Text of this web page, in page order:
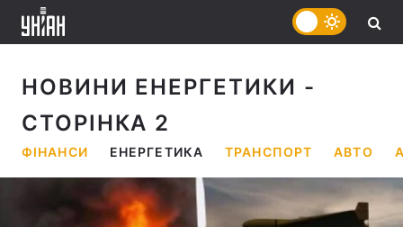
НОВИНИ ЕНЕРГЕТИКИ -
СТОРІНКА 2
ФІНАНСИ ЕНЕРГЕТИКА ТРАНСПОРТ АВТО